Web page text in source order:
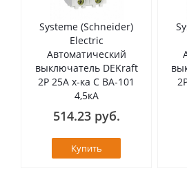
Systeme (Schneider)
Electric
Автоматический
выключатель DEKraft
2Р 25А х-ка C ВА-101
4,5кА
514.23 руб.
Купить